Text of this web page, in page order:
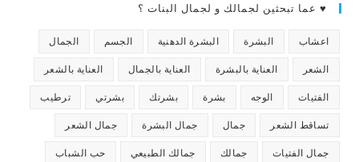
♥ عما تبحثين لجمالك و لجمال البنات ؟
اعشاب البشرة البشرة الدهنية الجسم الجمال
الشعر العناية بالبشرة العناية بالجمال العناية بالشعر
الفتيات الوجه بشرة بشرتك بشرتي ترطيب
تساقط الشعر جمال جمال البشرة جمال الشعر
جمال الفتيات جمالك جمالك الطبيعي حب الشباب